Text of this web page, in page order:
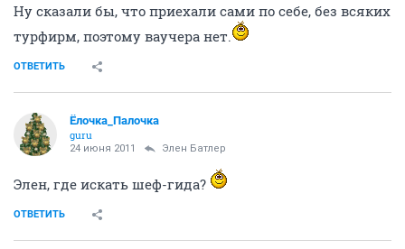
Ну сказали бы, что приехали сами по себе, без всяких
турфирм, поэтому ваучера нет.
ОТВЕТИТЬ
Ёлочка_Палочка
guru
24 июня 2011 Элен Батлер
Элен, где искать шеф-гида?
ОТВЕТИТЬ